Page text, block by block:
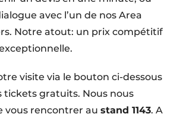
avec l’un de nos Area
Notre atout: un prix compétitif
visite via le bouton ci-dessous
tickets gratuits. Nous nous
vous rencontrer au stand 1143. A